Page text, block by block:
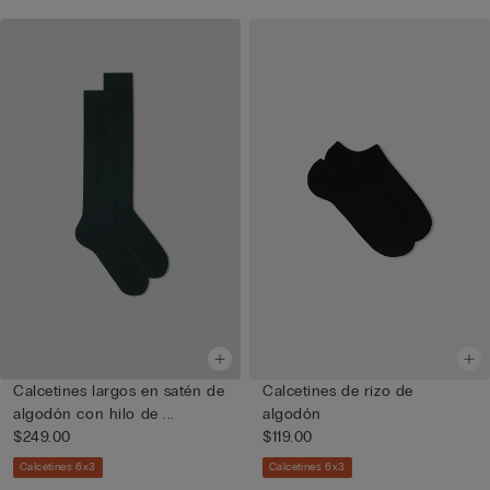
Calcetines largos en satén de
algodón con hilo de ...
$249.00
Calcetines 6x3
Calcetines de rizo de
algodón
$119.00
Calcetines 6x3